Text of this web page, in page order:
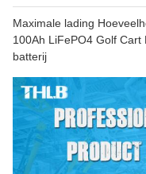
Maximale lading
100Ah LiFePO4 Golf
batterij